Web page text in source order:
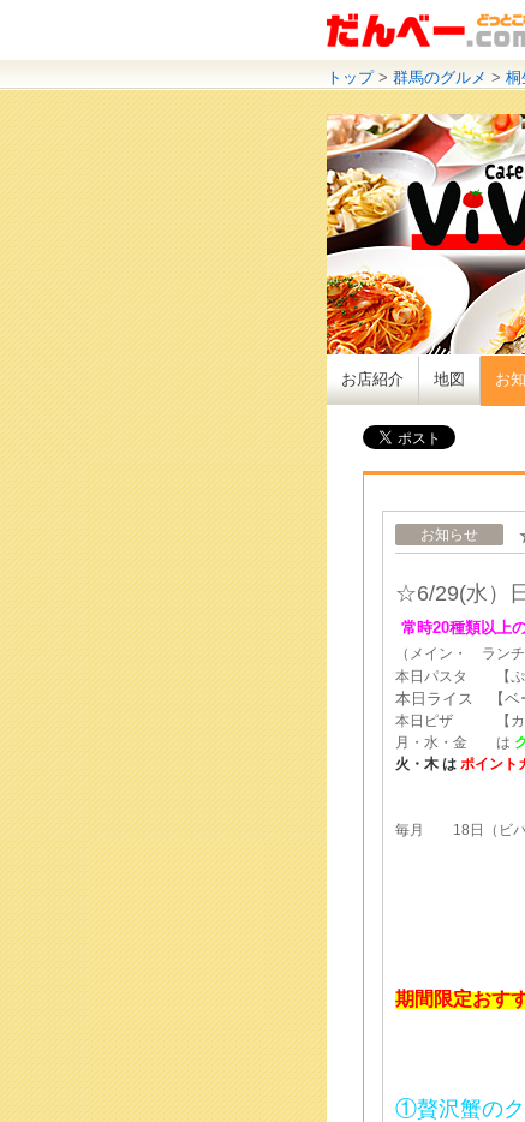
トップ> 群馬のグルメ > 桐
お店紹介 地図 お
お知らせ
☆6/29(水 ）
常時20種類以上
（メイン・ ラン
本日パスタ 【ぷ
本日ライス 【ベ
本日ピザ 【カル
月・水・金 は
火・木 は ポイント
毎月 18日（ビバ
期間限定おす
①贅沢蟹の